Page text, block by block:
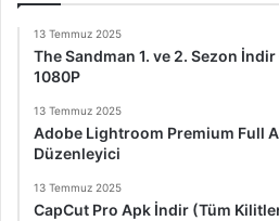
13 Temmuz 2025
The Sandman 1. ve 2. Sezon
1080P
13 Temmuz 2025
Adobe Lightroom Premium Full
Düzenleyici
13 Temmuz 2025
CapCut Pro Apk İndir (Tüm